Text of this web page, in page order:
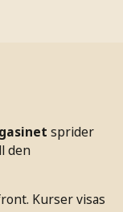
sprider
den
Kurser visas